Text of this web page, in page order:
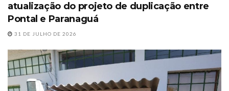
atualização do projeto de duplicação entre
Pontal e Paranaguá
31 DE JULHO DE 2026